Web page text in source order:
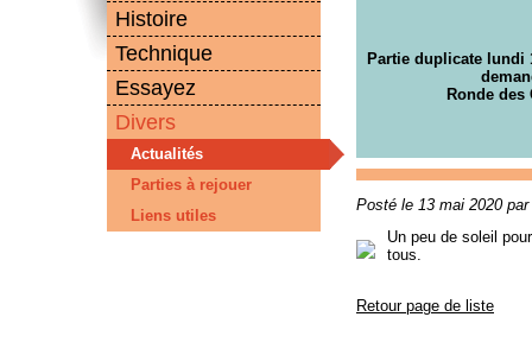
Histoire
Technique
Essayez
Divers
Actualités
Parties à rejouer
Liens utiles
Partie duplicate lundi
Ronde des
Posté le 13 mai 2020 par
Un peu de soleil
tous.
Retour page de liste